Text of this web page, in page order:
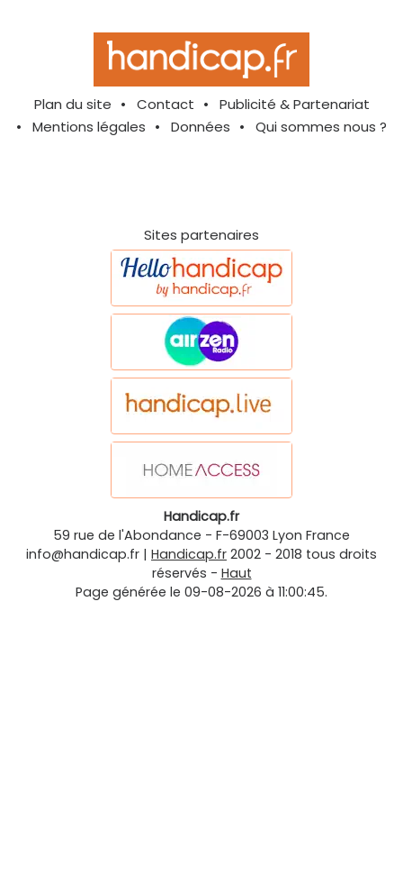
Plan du site Contact
Publicité & Partenariat
Mentions légales
Données Qui sommes nous ?
Sites partenaires
Handicap.fr
59 rue de l'Abondance - F-69003 Lyon France
info@handicap.fr | Handicap.fr 2002 - 2018 tous droits
réservés - Haut
Page générée le 09-08-2026 à 11:00:45.